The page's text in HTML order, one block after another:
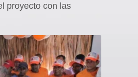
proyecto con las